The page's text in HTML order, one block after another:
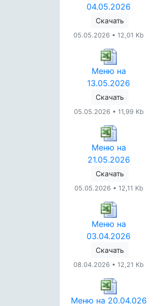
04.05.2026
Скачать
05.05.2026 • 12,01 Kb
Меню на
13.05.2026
Скачать
05.05.2026 • 11,99 Kb
Меню на
21.05.2026
Скачать
05.05.2026 • 12,11 Kb
Меню на
03.04.2026
Скачать
08.04.2026 • 12,21 Kb
Меню на 20.04.026